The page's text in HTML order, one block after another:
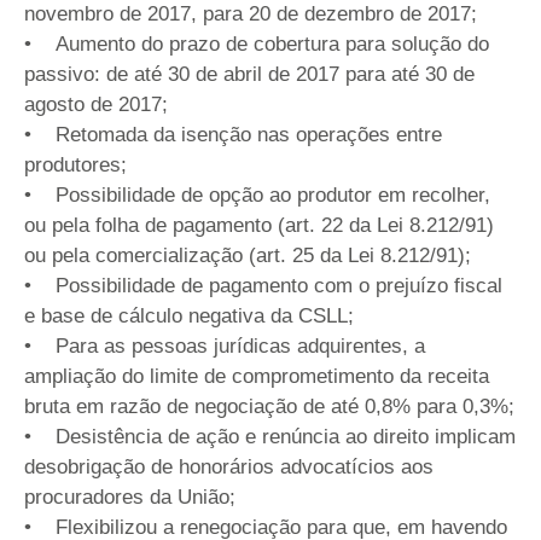
novembro de 2017, para 20 de dezembro de 2017;
• Aumento do prazo de cobertura para solução do
passivo: de até 30 de abril de 2017 para até 30 de
agosto de 2017;
• Retomada da isenção nas operações entre
produtores;
• Possibilidade de opção ao produtor em recolher,
ou pela folha de pagamento (art. 22 da Lei 8.212/91)
ou pela comercialização (art. 25 da Lei 8.212/91);
• Possibilidade de pagamento com o prejuízo fiscal
e base de cálculo negativa da CSLL;
• Para as pessoas jurídicas adquirentes, a
ampliação do limite de comprometimento da receita
bruta em razão de negociação de até 0,8% para 0,3%;
• Desistência de ação e renúncia ao direito implicam
desobrigação de honorários advocatícios aos
procuradores da União;
• Flexibilizou a renegociação para que, em havendo